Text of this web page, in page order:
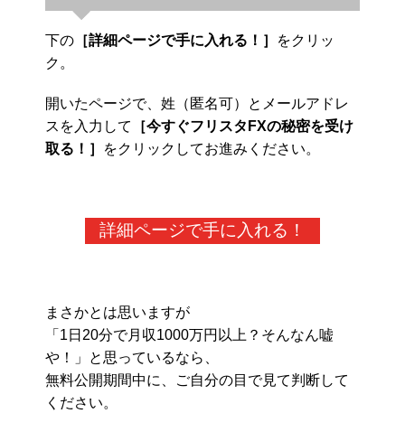
下の ［詳細ページで手に入れる！］
をクリッ
ク。
開いたページで、姓（匿名可）とメールアドレ
スを入力して
［今すぐフリスタFXの秘密を受け
取る！］
をクリックしてお進みください。
詳細ページで手に入れる！
まさかとは思いますが
「1日20分で月収1000万円以上？そんなん嘘
や！」と思っているなら、
無料公開期間中に、ご自分の目で見て判断して
ください。